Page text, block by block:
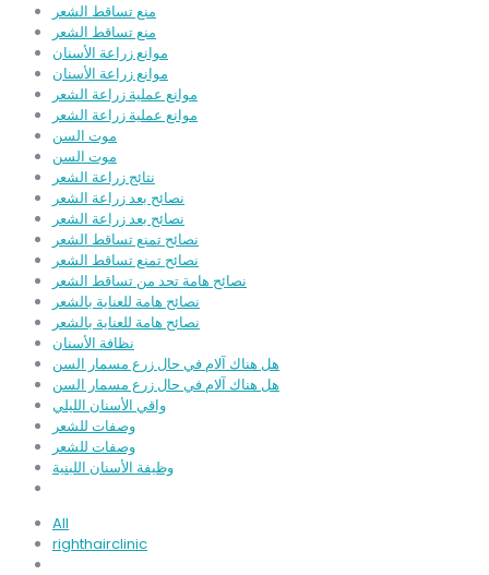
منع تساقط الشعر
منع تساقط الشعر
موانع زراعة الأسنان
موانع زراعة الأسنان
موانع عملية زراعة الشعر
موانع عملية زراعة الشعر
موت السن
موت السن
نتائج زراعة الشعر
نصائح بعد زراعة الشعر
نصائح بعد زراعة الشعر
نصائح تمنع تساقط الشعر
نصائح تمنع تساقط الشعر
نصائح هامة تحد من تساقط الشعر
نصائح هامة للعناية بالشعر
نصائح هامة للعناية بالشعر
نظافة الأسنان
هل هناك آلام في حال زرع مسمار السن
هل هناك آلام في حال زرع مسمار السن
واقي الأسنان الليلي
وصفات للشعر
وصفات للشعر
وظيفة الأسنان اللبنية
All
righthairclinic